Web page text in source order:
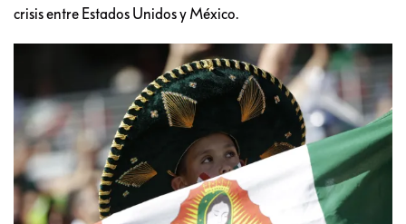
crisis entre Estados Unidos y México.